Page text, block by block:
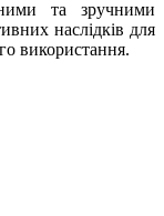
та зручними
наслідків для
використання.